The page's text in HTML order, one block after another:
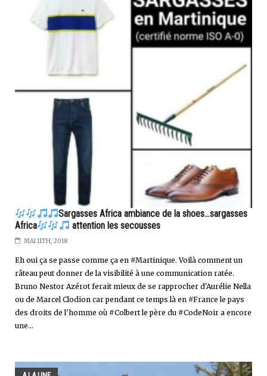
Sargasses Africa ambiance de la shoes...sargasses
Africa
attention les secousses
MAI 11TH, 2018
Eh oui ça se passe comme ça en #Martinique. Voilà comment un
râteau peut donner de la visibilité à une communication ratée.
Bruno Nestor Azérot ferait mieux de se rapprocher d'Aurélie Nella
ou de Marcel Clodion car pendant ce temps là en #France le pays
des droits de l'homme où #Colbert le père du #CodeNoir a encore
une...